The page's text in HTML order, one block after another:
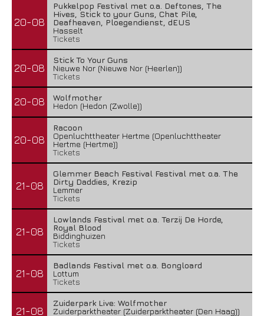
20-08
Pukkelpop Festival met o.a. Deftones, The
Hives, Stick to your Guns, Chat Pile,
Deafheaven, Ploegendienst, dEUS
Hasselt
Tickets
20-08
Stick To Your Guns
Nieuwe Nor (Nieuwe Nor (Heerlen))
Tickets
20-08
Wolfmother
Hedon (Hedon (Zwolle))
20-08
Racoon
Openluchttheater Hertme (Openluchttheater
Hertme (Hertme))
Tickets
21-08
Glemmer Beach Festival Festival met o.a. The
Dirty Daddies, Krezip
Lemmer
Tickets
21-08
Lowlands Festival met o.a. Terzij De Horde,
Royal Blood
Biddinghuizen
Tickets
21-08
Badlands Festival met o.a. Bongloard
Lottum
Tickets
21-08
Zuiderpark Live: Wolfmother
Zuiderparktheater (Zuiderparktheater (Den Haag))